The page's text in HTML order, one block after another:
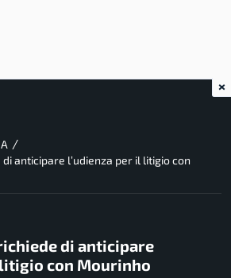
/
anticipare l’udienza per il litigio con
di anticipare
con Mourinho
×